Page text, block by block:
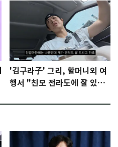
'김구라子' 그리, 할머니외 여
행서 "친모 전라도에 잘 있